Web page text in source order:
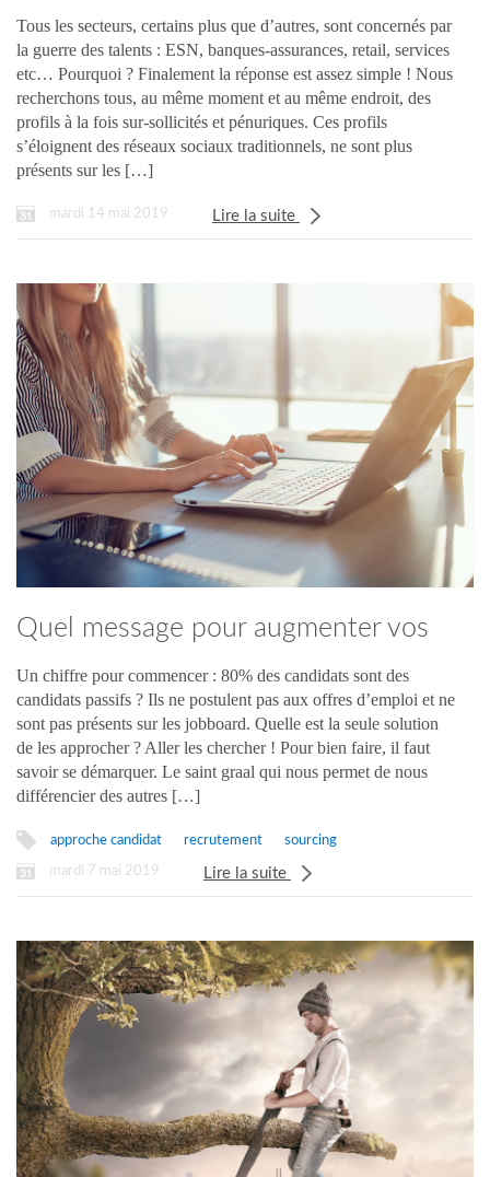
recentrer sur les missions RH
stratégiques
Tous les secteurs, certains plus que d’autres, sont concernés par
la guerre des talents : ESN, banques-assurances, retail, services
etc… Pourquoi ? Finalement la réponse est assez simple ! Nous
recherchons tous, au même moment et au même endroit, des
profils à la fois sur-sollicités et pénuriques. Ces profils
s’éloignent des réseaux sociaux traditionnels, ne sont plus
présents sur les […]
mardi 14 mai 2019 Lire la suite
Quel message pour augmenter vos
taux de retour ?
Un chiffre pour commencer : 80% des candidats sont des
candidats passifs ? Ils ne postulent pas aux offres d’emploi et ne
sont pas présents sur les jobboard. Quelle est la seule solution
de les approcher ? Aller les chercher ! Pour bien faire, il faut
savoir se démarquer. Le saint graal qui nous permet de nous
différencier des autres […]
approche candidat recrutement sourcing
mardi 7 mai 2019 Lire la suite